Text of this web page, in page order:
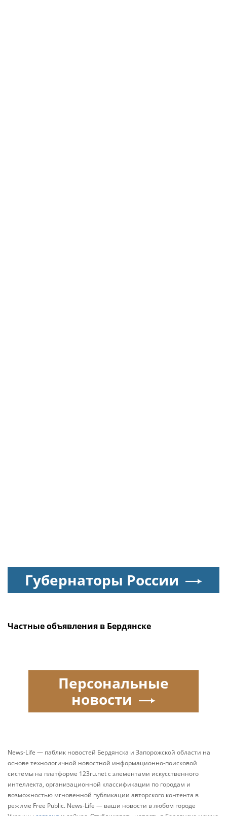
Губернаторы России
Частные объявления в Бердянске
Персональные
новости
News-Life — паблик новостей Бердянска и Запорожской области на
основе технологичной новостной информационно-поисковой
системы на платформе 123ru.net с элементами искусственного
интеллекта, организационной классификации по городам и
возможностью мгновенной публикации авторского контента в
режиме Free Public. News-Life — ваши новости в любом городе